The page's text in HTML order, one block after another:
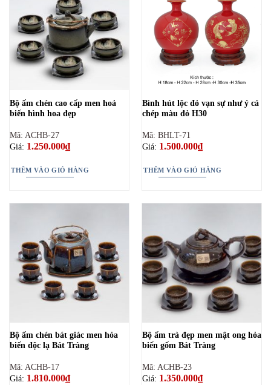
Bộ ấm chén cao cấp men hoả
biến hình hoa đẹp
Mã: ACHB-27
Giá: 1.250.000₫
THÊM VÀO GIỎ HÀNG
Bình hút lộc đỏ vạn sự như ý cá
chép màu đỏ H30
Mã: BHLT-71
Giá: 1.500.000₫
THÊM VÀO GIỎ HÀNG
Bộ ấm chén bát giác men hỏa
biến độc lạ Bát Tràng
Mã: ACHB-17
Giá: 1.810.000₫
Bộ ấm trà đẹp men mật ong hỏa
biến gốm Bát Tràng
Mã: ACHB-23
Giá: 1.350.000₫